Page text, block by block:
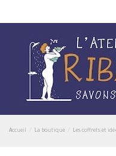
Accueil La boutique Les coffrets et